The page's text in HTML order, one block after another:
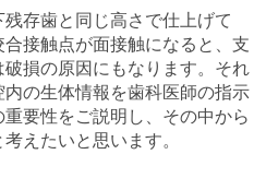
存歯と同じ高さで仕上げて
接触点が面接触になると、支
損の原因にもなります。それ
の生体情報を歯科医師の指示
要性をご説明し、その中から
えたいと思います。